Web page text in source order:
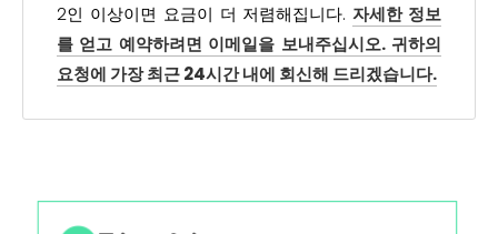
2인 이상이면 요금이 더 저렴해집니다.자세한 정보
를 얻고 예약하려면 이메일을 보내주십시오. 귀하의
요청에 가장 최근 24시간 내에 회신해 드리겠습니다.